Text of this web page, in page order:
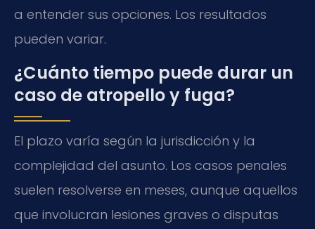
a entender sus opciones. Los resultados
pueden variar.
¿Cuánto tiempo puede durar un
caso de atropello y fuga?
El plazo varía según la jurisdicción y la
complejidad del asunto. Los casos penales
suelen resolverse en meses, aunque aquellos
que involucran lesiones graves o disputas